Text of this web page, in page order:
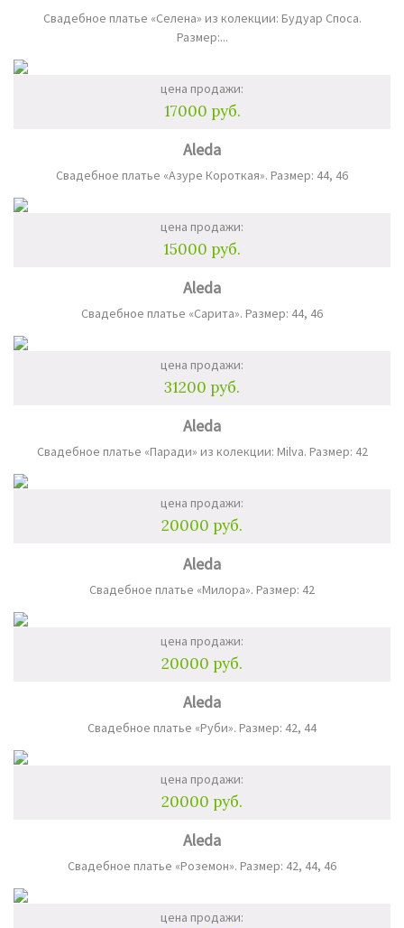
Свадебное платье «Селена» из колекции: Будуар Споса.
Размер:...
цена продажи:
17000 руб.
Aleda
Свадебное платье «Азуре Короткая». Размер: 44, 46
цена продажи:
15000 руб.
Aleda
Свадебное платье «Сарита». Размер: 44, 46
цена продажи:
31200 руб.
Aleda
Свадебное платье «Паради» из колекции: Milva. Размер: 42
цена продажи:
20000 руб.
Aleda
Свадебное платье «Милора». Размер: 42
цена продажи:
20000 руб.
Aleda
Свадебное платье «Руби». Размер: 42, 44
цена продажи:
20000 руб.
Aleda
Свадебное платье «Роземон». Размер: 42, 44, 46
цена продажи: